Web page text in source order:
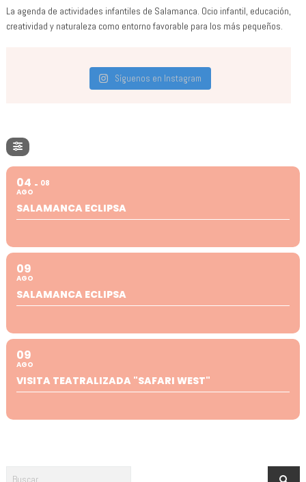
La agenda de actividades infantiles de Salamanca. Ocio infantil, educación,
creatividad y naturaleza como entorno favorable para los más pequeños.
Síguenos en Instagram
04
AGO
08
SALAMANCA ECLIPSA
09
AGO
SALAMANCA ECLIPSA
09
AGO
VISITA TEATRALIZADA "SAFARI WEST"